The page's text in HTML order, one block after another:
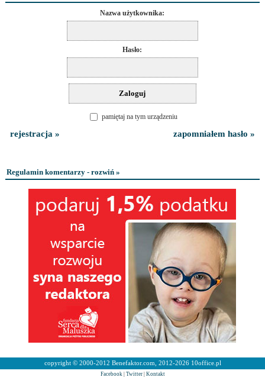
Nazwa użytkownika:
Hasło:
pamiętaj na tym urządzeniu
rejestracja » zapomniałem hasło »
Regulamin komentarzy - rozwiń »
copyright © 2000-2012 Benefaktor.com, 2012-2026 10office.pl
Facebook| Twitter| Kontakt